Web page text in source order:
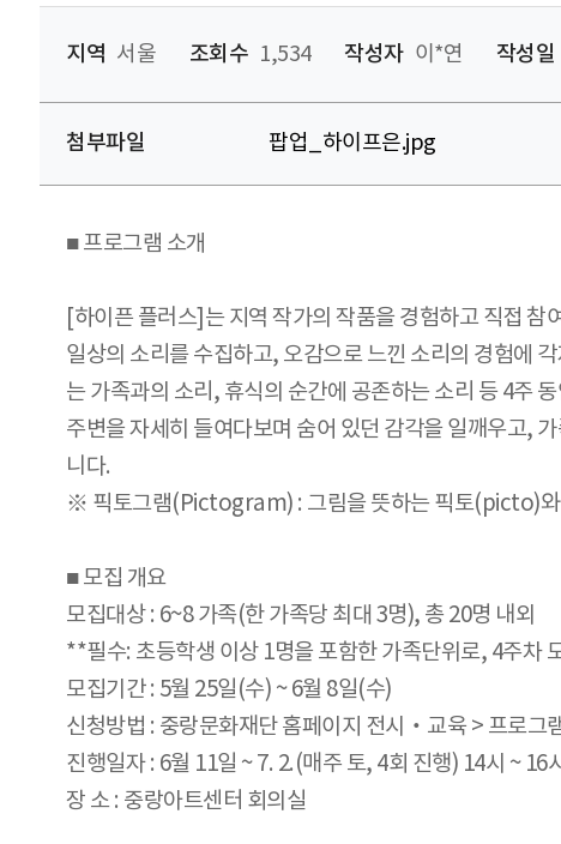
지역 서울 조회수 1,534 작성자 이*연 작성일
첨부파일 팝업_하이프은.jpg
■ 프로그램 소개
[하이픈 플러스]는 지역 작가의 작품을 경험하고 직접
일상의 소리를 수집하고, 오감으로 느낀 소리의 경험에
는 가족과의 소리, 휴식의 순간에 공존하는 소리 등 4주
주변을 자세히 들여다보며 숨어 있던 감각을 일깨우고,
니다.
※ 픽토그램(Pictogram) : 그림을 뜻하는 픽토(picto)와
■ 모집 개요
모집대상 : 6~8 가족(한 가족당 최대 3명), 총 20명 내외
**필수: 초등학생 이상 1명을 포함한 가족단위로, 4주차
모집기간 : 5월 25일(수) ~ 6월 8일(수)
신청방법 : 중랑문화재단 홈페이지 전시‧교육 > 프로그
진행일자 : 6월 11일 ~ 7. 2.(매주 토, 4회 진행) 14시 ~ 16시
장 소 : 중랑아트센터 회의실